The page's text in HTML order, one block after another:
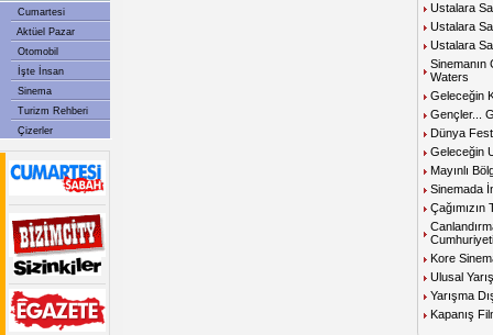
Cumartesi
Aktüel Pazar
Otomobil
İşte İnsan
Sinema
Turizm Rehberi
Çizerler
Ustalara
Ustalara
Ustalara
Sinemanın
Waters
Geleceğin
Gençler...
Dünya
Geleceğin
Mayınlı
Sinemada
Çağımızın
Cumhuriyeti
Kore
Ulusal
Yarışma
Kapanış